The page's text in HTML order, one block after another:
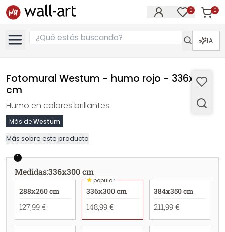
0 0
IA
Fotomural Westum - humo rojo - 336x300
cm
Humo en colores brillantes.
Más deWestum
Más sobre este producto
1
Medidas:336x300 cm
288x260 cm
127,99 €
★popular
336x300 cm
148,99 €
384x350 cm
211,99 €